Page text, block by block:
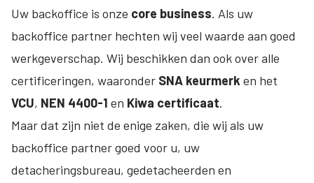
Uw backoffice is onze core business. Als uw
backoffice partner hechten wij veel waarde aan goed
werkgeverschap. Wij beschikken dan ook over alle
certificeringen, waaronder SNA keurmerk en het
VCU, NEN 4400-1 en Kiwa certificaat.
Maar dat zijn niet de enige zaken, die wij als uw
backoffice partner goed voor u, uw
detacheringsbureau, gedetacheerden en